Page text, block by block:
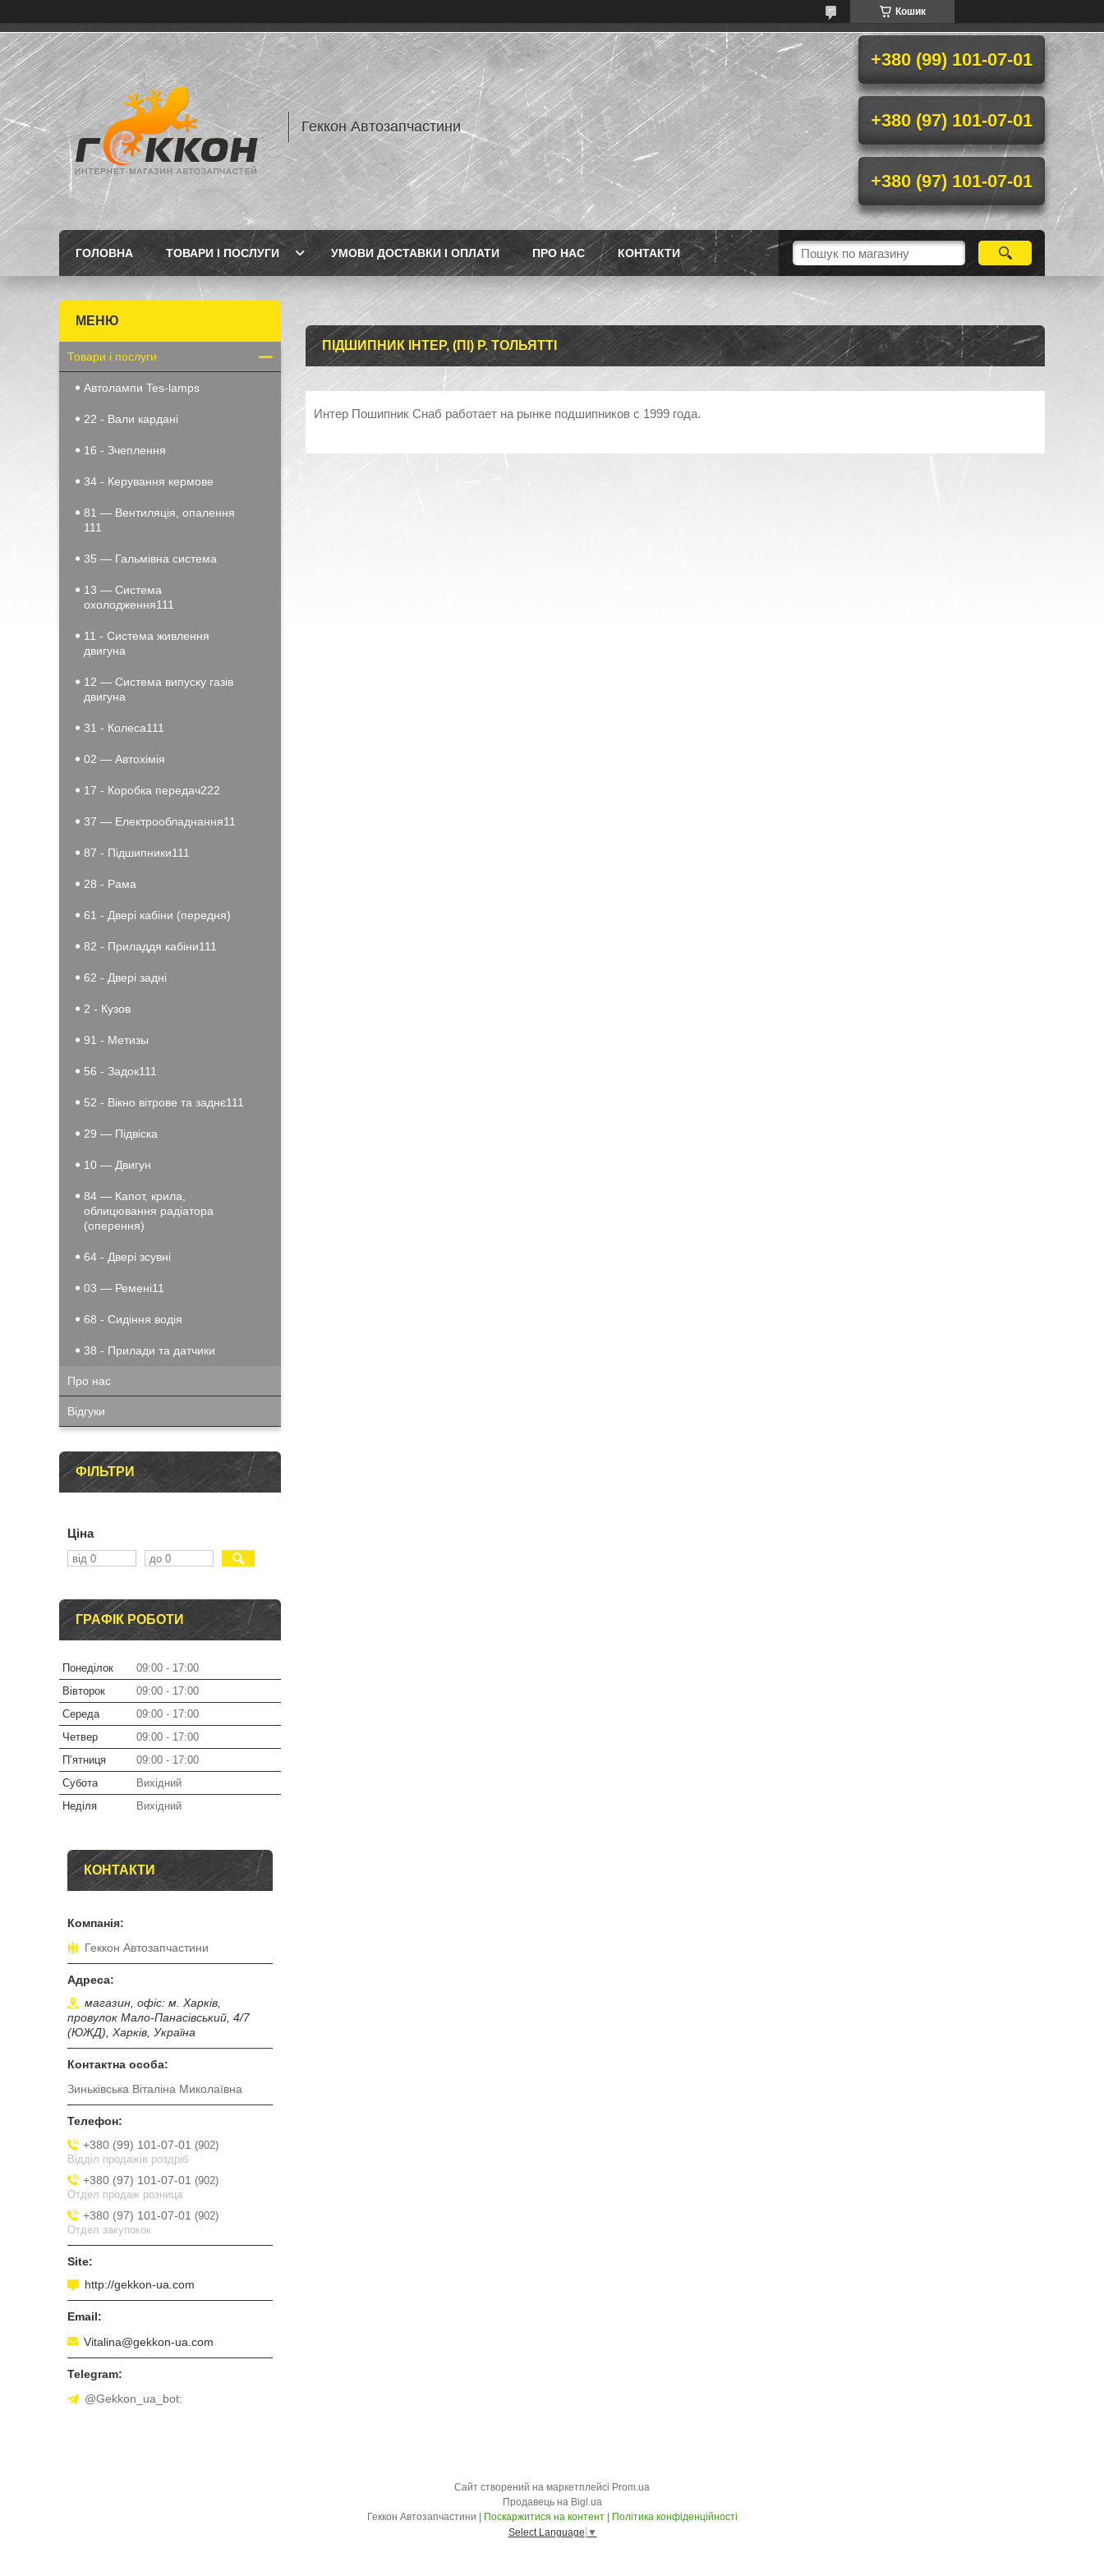
Кошик
Геккон Автозапчастини
+380 (99) 101-07-01
+380 (97) 101-07-01
+380 (97) 101-07-01
ГОЛОВНА ТОВАРИ І ПОСЛУГИ УМОВИ ДОСТАВКИ І ОПЛАТИ ПРО НАС КОНТАКТИ
ПІДШИПНИК ІНТЕР, (ПІ) Р. ТОЛЬЯТТІ
Интер Пошипник Снаб работает на рынке подшипников с 1999 года.
Товари і послуги
Автолампи Tes-lamps
22 - Вали кардані
16 - Зчеплення
34 - Керування кермове
81 — Вентиляція, опалення
111
35 — Гальмівна система
13 — Система
охолодження111
11 - Система живлення
двигуна
12 — Система випуску газів
двигуна
31 - Колеса111
02 — Автохімія
17 - Коробка передач222
37 — Електрообладнання11
87 - Підшипники111
28 - Рама
61 - Двері кабіни (передня)
82 - Приладдя кабіни111
62 - Двері задні
2 - Кузов
91 - Метизы
56 - Задок111
52 - Вікно вітрове та заднє111
29 — Підвіска
10 — Двигун
84 — Капот, крила,
облицювання радіатора
(оперення)
64 - Двері зсувні
03 — Ремені11
68 - Сидіння водія
38 - Прилади та датчики
Про нас
Відгуки
ФІЛЬТРИ
Ціна
ГРАФІК РОБОТИ
Понеділок 09:00
17:00
Вівторок
09:00
17:00
Середа
09:00
17:00
Четвер
09:00
17:00
Пʼятниця
09:00
17:00
Субота
Вихідний
Неділя
Вихідний
КОНТАКТИ
Геккон Автозапчастини
магазин, офіс: м. Харків,
провулок Мало-Панасівський, 4/7
(ЮЖД), Харків, Україна
Зиньківська Віталіна Миколаївна
+380 (99) 101-07-01
902
Відділ продажів роздріб
+380 (97) 101-07-01
902
Отдел продаж розница
+380 (97) 101-07-01
902
Отдел закупокок
http://gekkon-ua.com
Vitalina@gekkon-ua.com
@Gekkon_ua_bot:
Сайт створений на маркетплейсі Prom.ua
Продавець на Bigl.ua
Геккон Автозапчастини | Поскаржитися на контент | Політика конфіденційності
Select Language ▼